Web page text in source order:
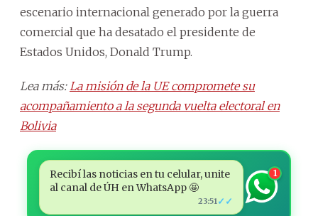
escenario internacional generado por la guerra
comercial que ha desatado el presidente de
Estados Unidos, Donald Trump.
Lea más: La misión de la UE compromete su
acompañamiento a la segunda vuelta electoral en
Bolivia
Recibí las noticias en tu celular, unite
al canal de ÚH en WhatsApp 🤩
23:51 ✓✓
1